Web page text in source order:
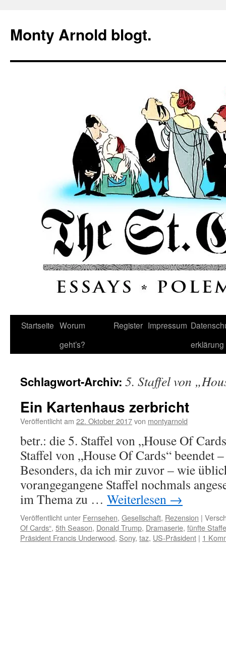
springen
Monty Arnold blogt.
Startseite Worum
geht’s?
Register Impressum
erklärung
Schlagwort-Archiv: 5. Staffel von
Ein Kartenhaus zerbricht
Veröffentlicht am 22. Oktober 2017von montyarnold
betr.: die 5. Staffel von „House Of
Staffel von „House Of Cards“ beendet
Besonders, da ich mir zuvor – wie
vorangegangene Staffel nochmals
im Thema zu … Weiterlesen →
Veröffentlicht unter Fernsehen, Gesellschaft, Rezension |
Of Cards“, 5th Season, Donald Trump, Dramaserie, fünfte
Präsident Francis Underwood, Sony, taz, US-Präsident | 1